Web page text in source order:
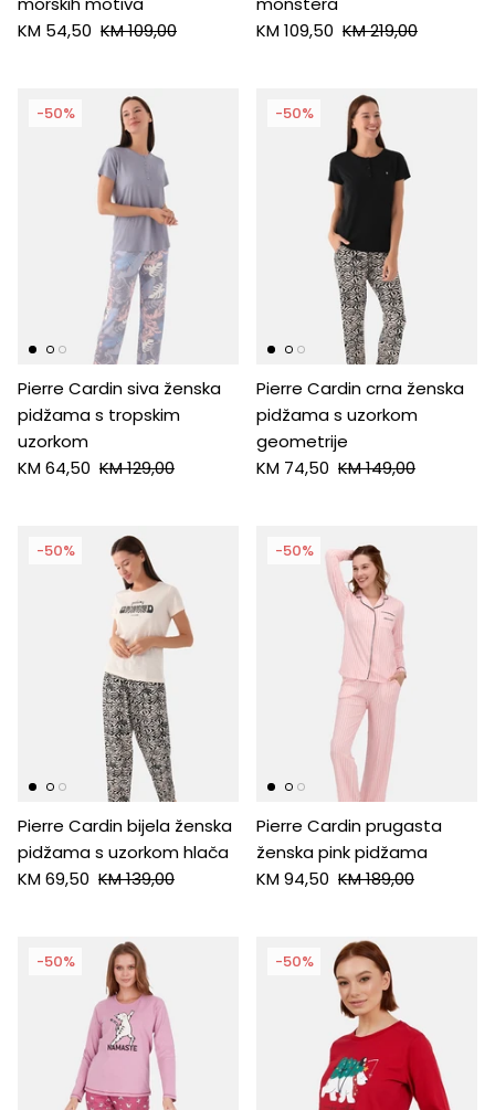
KM 54,50 KM 109,00
KM 109,50 KM 219,00
-50%
Pierre Cardin siva ženska
pidžama s tropskim
uzorkom
KM 64,50 KM 129,00
-50%
Pierre Cardin crna ženska
pidžama s uzorkom
geometrije
KM 74,50 KM 149,00
-50%
Pierre Cardin bijela ženska
pidžama s uzorkom hlača
KM 69,50 KM 139,00
-50%
Pierre Cardin prugasta
ženska pink pidžama
KM 94,50 KM 189,00
-50% -50%